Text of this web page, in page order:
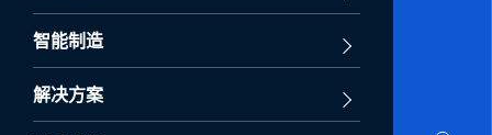
智能制造
解决方案